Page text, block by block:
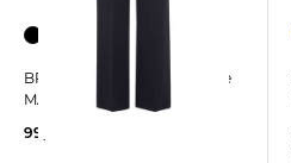
BRAX | Damen Palazzohose
MAINE
99,95 €